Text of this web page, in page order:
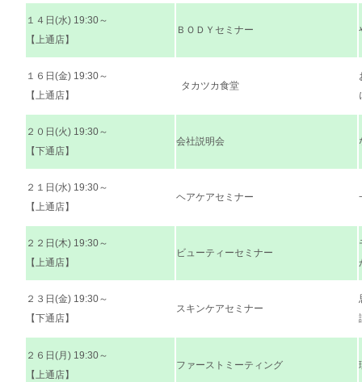
１４日(水) 19:30～
【上通店】
ＢＯＤＹセミナー
１６日(金) 19:30～
【上通店】
タカツカ食堂
２０日(火) 19:30～
【下通店】
会社説明会
２１日(水) 19:30～
【上通店】
ヘアケアセミナー
２２日(木) 19:30～
【上通店】
ビューティーセミナー
２３日(金) 19:30～
【下通店】
スキンケアセミナー
２６日(月) 19:30～
【上通店】
ファーストミーティング